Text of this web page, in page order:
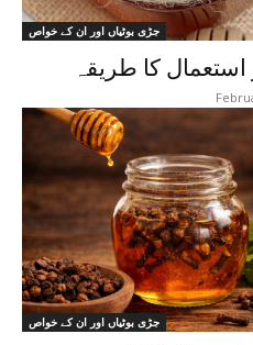
جڑی بوٹیاں اور ان کے خواص
کا طریقہ
جڑی بوٹیاں اور ان کے خواص